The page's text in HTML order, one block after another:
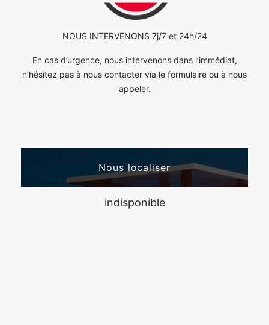
NOUS INTERVENONS 7j/7 et 24h/24
En cas d’urgence, nous intervenons dans l’immédiat,
n’hésitez pas à nous contacter via le formulaire ou à nous
appeler.
Nous localiser
indisponible